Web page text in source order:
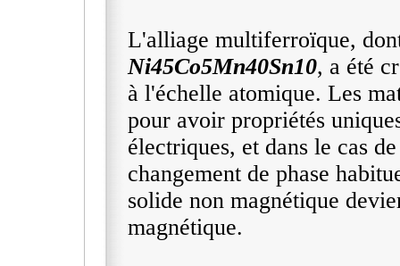
L'alliage multiferroïque,
Ni45Co5Mn40Sn10, a été
à l'échelle atomique. Les
pour avoir propriétés
électriques, et dans le cas
changement de phase
solide non magnétique
magnétique.